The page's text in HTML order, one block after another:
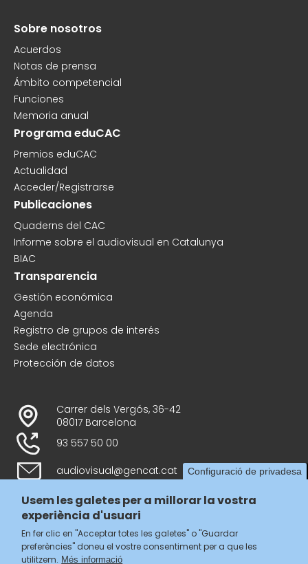
Peu
Sobre nosotros
Acuerdos
Notas de prensa
Ámbito competencial
Funciones
Memoria anual
Programa eduCAC
Premios eduCAC
Actualidad
Acceder/Registrarse
Publicaciones
Quaderns del CAC
Informe sobre el audiovisual en Catalunya
BIAC
Transparencia
Gestión económica
Agenda
Registro de grupos de interés
Sede electrónica
Protección de datos
Carrer dels Vergós, 36-42
08017 Barcelona
93 557 50 00
audiovisual@gencat.cat
Follow us
Configuració de privadesa
Usem les galetes per a millorar la vostra
experiència d'usuari
En fer clic en "Acceptar totes les galetes" o "Guardar
preferències" doneu el vostre consentiment per a que les
utilitzem. Més informació